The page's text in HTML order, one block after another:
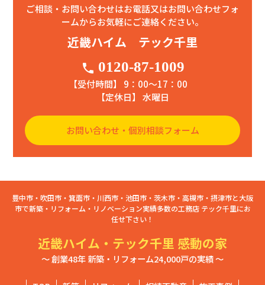
ご相談・お問い合わせはお電話又はお問い合わせフォ
ームからお気軽にご連絡ください。
近畿ハイム テック千里
phone 0120-87-1009
【受付時間】 9：00〜17：00
【定休日】 水曜日
お問い合わせ・個別相談フォーム
豊中市・吹田市・箕面市・川西市・池田市・茨木市・高槻市・摂津市と大阪
市で新築・リフォーム・リノベーション実績多数の工務店 テック千里にお
任せ下さい！
近畿ハイム・テック千里 感動の家
～ 創業48年 新築・リフォーム24,000戸の実績 ～